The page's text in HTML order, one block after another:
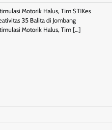
Motorik Halus, Tim STIKes
35 Balita di Jombang
Motorik Halus, Tim […]